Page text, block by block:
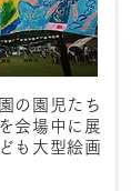
の園児たち
会場中に展
も大型絵画